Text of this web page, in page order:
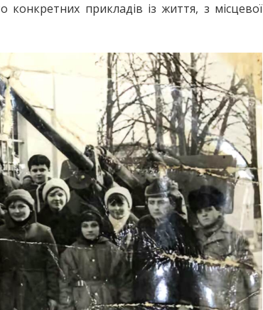
конкретних прикладів із життя, з місцевої